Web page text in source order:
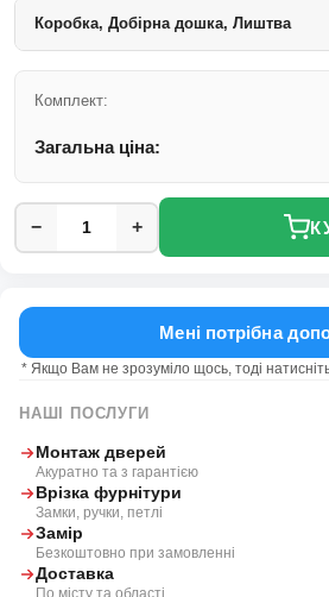
Коробка, Добірна дошка, Лиштва
Комплект:
Загальна ціна:
− +
Мені потрібна
* Якщо Вам не зрозуміло щось, тоді
НАШІ ПОСЛУГИ
Монтаж дверей
Акуратно та з гарантією
Врізка фурнітури
Замки, ручки, петлі
Замір
Безкоштовно при замовленні
Доставка
По місту та області